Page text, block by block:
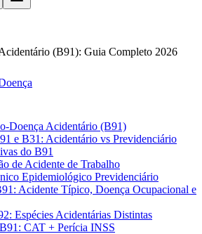
(B91): Guia Completo 2026
Doença Acidentário (B91)
e B31: Acidentário vs Previdenciário
do B91
de Acidente de Trabalho
Epidemiológico Previdenciário
Acidente Típico, Doença Ocupacional e
Espécies Acidentárias Distintas
CAT + Perícia INSS